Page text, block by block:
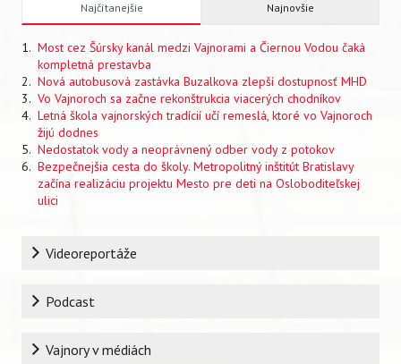
Najčítanejšie Najnovšie
Most cez Šúrsky kanál medzi Vajnorami a Čiernou Vodou čaká
kompletná prestavba
Nová autobusová zastávka Buzalkova zlepší dostupnosť MHD
Vo Vajnoroch sa začne rekonštrukcia viacerých chodníkov
Letná škola vajnorských tradícií učí remeslá, ktoré vo Vajnoroch
žijú dodnes
Nedostatok vody a neoprávnený odber vody z potokov
Bezpečnejšia cesta do školy. Metropolitný inštitút Bratislavy
začína realizáciu projektu Mesto pre deti na Osloboditeľskej
ulici
RubrikaVideoreportáže
Podcast
Vajnory v médiách